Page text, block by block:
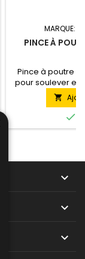
MARQUE:
PINCE À
Pince à poutre
pour soulever et
Cette version
pesant




